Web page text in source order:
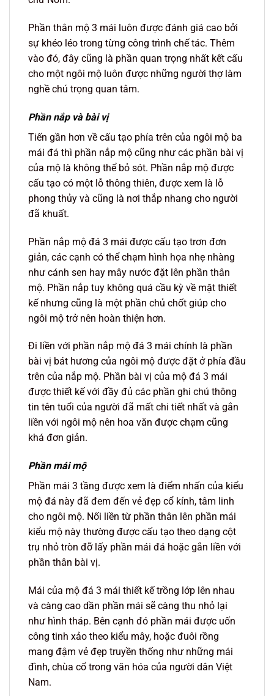
Phần thân mộ 3 mái luôn được đánh giá cao bởi
sự khéo léo trong từng công trình chế tác. Thêm
vào đó, đây cũng là phần quan trọng nhất kết cấu
cho một ngôi mộ luôn được những người thợ làm
nghề chú trọng quan tâm.
Phần nắp và bài vị
Tiến gần hơn về cấu tạo phía trên của ngôi mộ ba
mái đá thì phần nắp mộ cũng như các phần bài vị
của mộ là không thể bỏ sót. Phần nắp mộ được
cấu tạo có một lỗ thông thiên, được xem là lỗ
phong thủy và cũng là nơi thắp nhang cho người
đã khuất.
Phần nắp mộ đá 3 mái được cấu tạo trơn đơn
giản, các cạnh có thể chạm hình họa nhẹ nhàng
như cánh sen hay mây nước đặt lên phần thân
mộ. Phần nắp tuy không quá cầu kỳ về mặt thiết
kế nhưng cũng là một phần chủ chốt giúp cho
ngôi mộ trở nên hoàn thiện hơn.
Đi liền với phần nắp mộ đá 3 mái chính là phần
bài vị bát hương của ngôi mộ được đặt ở phía đầu
trên của nắp mộ. Phần bài vị của mộ đá 3 mái
được thiết kế với đầy đủ các phần ghi chú thông
tin tên tuổi của người đã mất chi tiết nhất và gắn
liền với ngôi mộ nên hoa văn được chạm cũng
khá đơn giản.
Phần mái mộ
Phần mái 3 tầng được xem là điểm nhấn của kiểu
mộ đá này đã đem đến vẻ đẹp cổ kính, tâm linh
cho ngôi mộ. Nối liền từ phần thân lên phần mái
kiểu mộ này thường được cấu tạo theo dạng cột
trụ nhỏ tròn đỡ lấy phần mái đá hoặc gắn liền với
phần thân bài vị.
Mái của mộ đá 3 mái thiết kế trồng lớp lên nhau
và càng cao dần phần mái sẽ càng thu nhỏ lại
như hình tháp. Bên cạnh đó phần mái được uốn
công tinh xảo theo kiểu mây, hoặc đuôi rồng
mang đậm vẻ đẹp truyền thống như những mái
đình, chùa cổ trong văn hóa của người dân Việt
Nam.